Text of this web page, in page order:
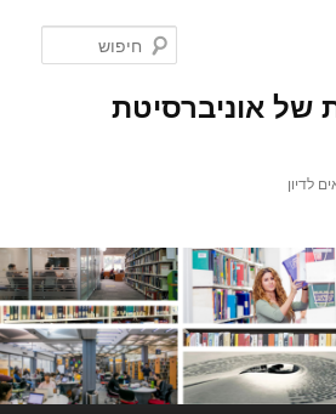
של אוניברסיטת
לדיון